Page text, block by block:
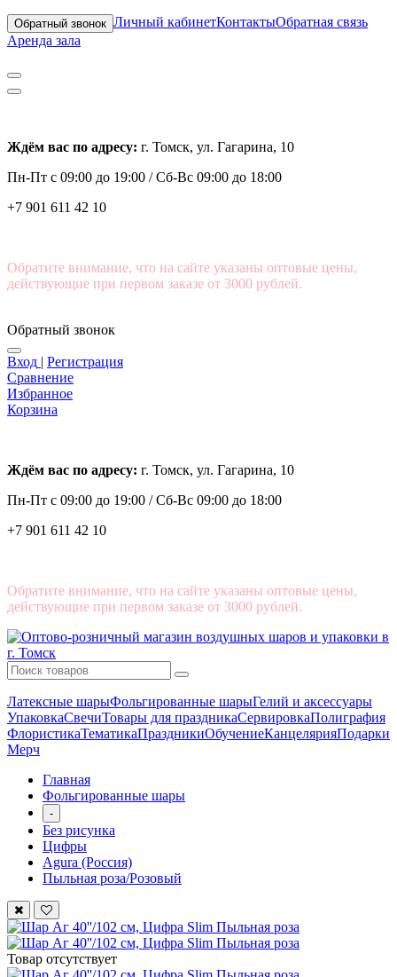
Обратный звонок Личный кабинетКонтактыОбратная связь
Аренда зала
Ждём вас по адресу: г. Томск, ул. Гагарина, 10
Пн-Пт с 09:00 до 19:00 /Сб-Вс 09:00 до 18:00
+7 901 611 42 10
Обратите внимание, что на сайте указаны оптовые цены,
действующие при первом заказе от 3000 рублей.
Обратный звонок
Вход | Регистрация
Сравнение
Избранное
Корзина
Ждём вас по адресу: г. Томск, ул. Гагарина, 10
Пн-Пт с 09:00 до 19:00 /Сб-Вс 09:00 до 18:00
+7 901 611 42 10
Обратите внимание, что на сайте указаны оптовые цены,
действующие при первом заказе от 3000 рублей.
Латексные шарыФольгированные шарыГелий и аксессуары
УпаковкаСвечиТовары для праздникаСервировкаПолиграфия
ФлористикаТематикаПраздникиОбучениеКанцелярияПодарки
Мерч
Главная
Фольгированные шары
-
Без рисунка
Цифры
Agura (Россия)
Пыльная роза/Розовый
Товар отсутствует